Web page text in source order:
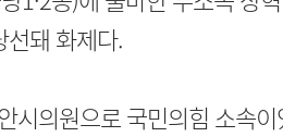
돼 화제다.
시의원으로 국민의힘 소속